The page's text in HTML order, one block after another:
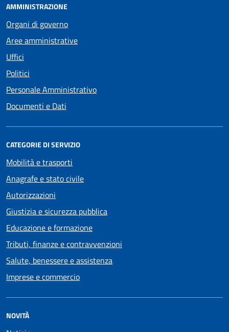
AMMINISTRAZIONE
Organi di governo
Aree amministrative
Uffici
Politici
Personale Amministrativo
Documenti e Dati
CATEGORIE DI SERVIZIO
Mobilità e trasporti
Anagrafe e stato civile
Autorizzazioni
Giustizia e sicurezza pubblica
Educazione e formazione
Tributi, finanze e contravvenzioni
Salute, benessere e assistenza
Imprese e commercio
NOVITÀ